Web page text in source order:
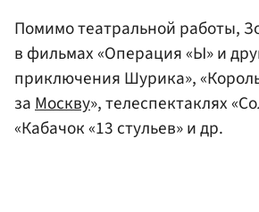
Помимо театральной работы,
в фильмах «Операция «Ы» и
приключения Шурика»,
заМоскву», телеспектаклях
«Кабачок «13 стульев» и др.